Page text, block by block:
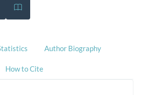
Author Biography
How to Cite